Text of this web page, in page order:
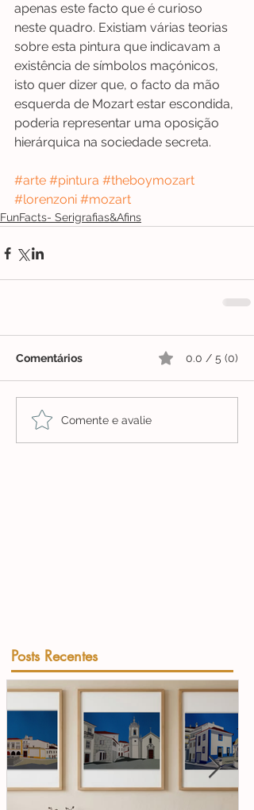
apenas este facto que é curioso
neste quadro. Existiam várias teorias
sobre esta pintura que indicavam a
existência de símbolos maçónicos,
isto quer dizer que, o facto da mão
esquerda de Mozart estar escondida,
poderia representar uma oposição
hierárquica na sociedade secreta.
#arte #pintura #theboymozart
#lorenzoni #mozart
FunFacts- Serigrafias&Afins
Comentários 0.0 / 5 (0)
Comente e avalie
Posts Recentes